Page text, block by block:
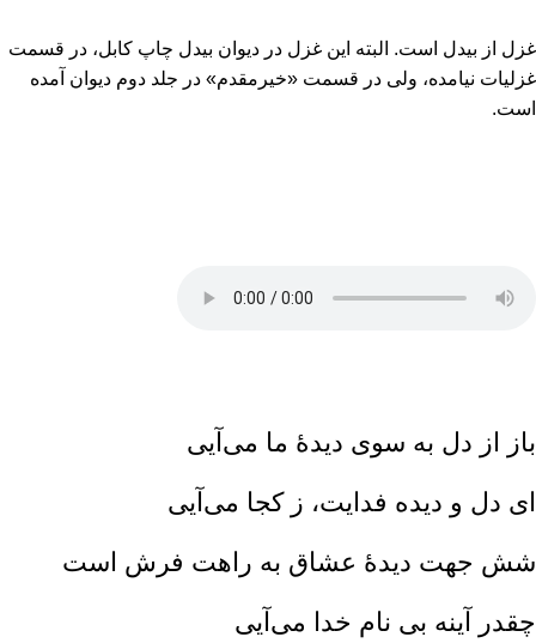
غزل از بیدل است. البته این غزل در دیوان بیدل چاپ کابل، در قسمت
غزلیات نیامده، ولی در قسمت «خیرمقدم» در جلد دوم دیوان آمده
است.
باز از دل به سوی دیدۀ ما می‌آیی
ای دل و دیده فدایت، ز کجا می‌آیی
شش جهت دیدۀ عشاق به راهت فرش است
چقدر آینه بی نام خدا می‌آیی